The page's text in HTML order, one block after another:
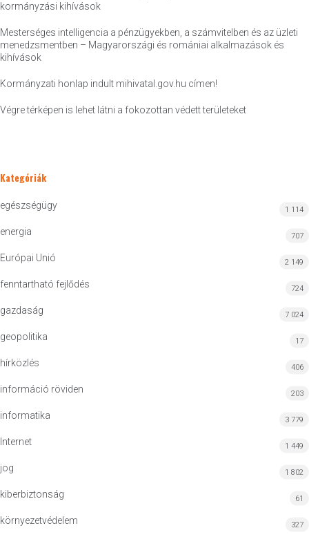
kormányzási kihívások
Mesterséges intelligencia a pénzügyekben, a számvitelben és az üzleti
menedzsmentben – Magyarországi és romániai alkalmazások és
kihívások
Kormányzati honlap indult mihivatal.gov.hu címen!
Végre térképen is lehet látni a fokozottan védett területeket
Kategóriák
egészségügy 1 114
energia 707
Európai Unió 2 149
fenntartható fejlődés 724
gazdaság 7 024
geopolitika 17
hírközlés 406
információ röviden 203
informatika 3 779
Internet 1 449
jog 1 802
kiberbiztonság 61
környezetvédelem 327